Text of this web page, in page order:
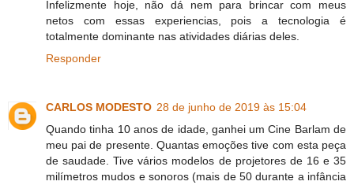
Infelizmente hoje, não dá nem para brincar com meus
netos com essas experiencias, pois a tecnologia é
totalmente dominante nas atividades diárias deles.
Responder
CARLOS MODESTO 28 de junho de 2019 às 15:04
Quando tinha 10 anos de idade, ganhei um Cine Barlam de
meu pai de presente. Quantas emoções tive com esta peça
de saudade. Tive vários modelos de projetores de 16 e 35
milímetros mudos e sonoros (mais de 50 durante a infância